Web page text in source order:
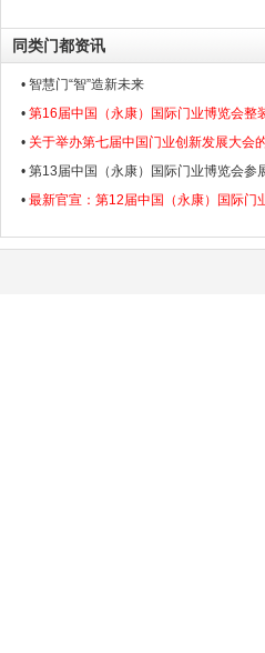
同类门都资讯
• 智慧门“智”造新未来
• 第16届中国（永康）国际门业博览会整
• 关于举办第七届中国门业创新发展大会
• 第13届中国（永康）国际门业博览会参
• 最新官宣：第12届中国（永康）国际门